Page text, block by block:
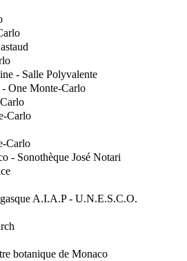
- Salle Polyvalente
- One Monte-Carlo
Carlo
Carlo
- Sonothèque José Notari
A.I.A.P - U.N.E.S.C.O.
botanique de Monaco